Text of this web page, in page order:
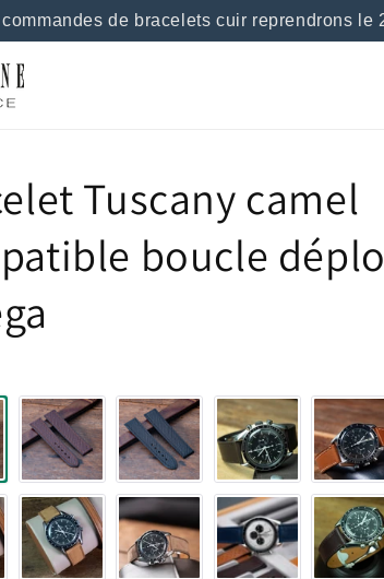
de bracelets cuir reprendrons le
Tuscany camel
boucle